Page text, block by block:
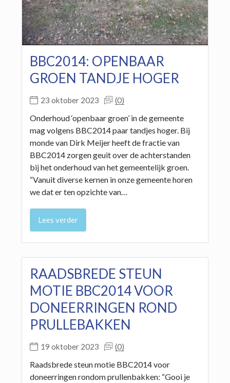
BBC2014: OPENBAAR
GROEN TANDJE HOGER
23 oktober 2023 (0)
Onderhoud ‘openbaar groen’ in de gemeente
mag volgens BBC2014 paar tandjes hoger. Bij
monde van Dirk Meijer heeft de fractie van
BBC2014 zorgen geuit over de achterstanden
bij het onderhoud van het gemeentelijk groen.
“Vanuit diverse kernen in onze gemeente horen
we dat er ten opzichte van…
Lees verder
RAADSBREDE STEUN
MOTIE BBC2014 VOOR
DONEERRINGEN ROND
PRULLEBAKKEN
19 oktober 2023 (0)
Raadsbrede steun motie BBC2014 voor
doneerringen rondom prullenbakken: “Gooi je